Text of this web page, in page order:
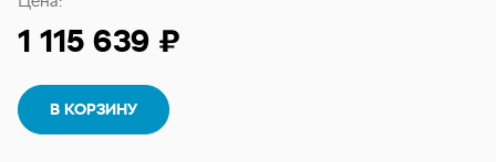
1 115 639 ₽
В КОРЗИНУ